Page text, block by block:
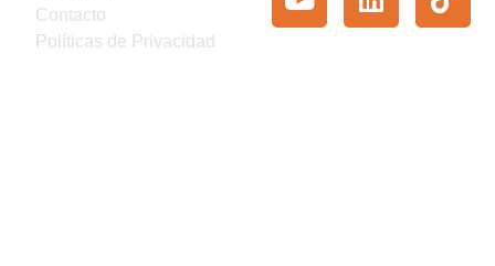
Contacto
Políticas de Privacidad